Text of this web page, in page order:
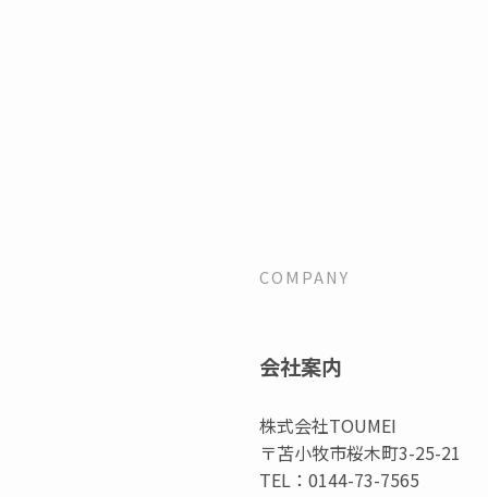
COMPANY
会社案内
株式会社TOUMEI
〒苫小牧市桜木町3-25-21
TEL：0144-73-7565